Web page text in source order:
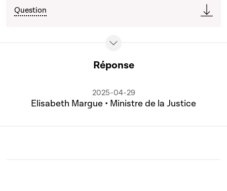
Question
Réponse
2025-04-29
Elisabeth Margue • Ministre de la Justice